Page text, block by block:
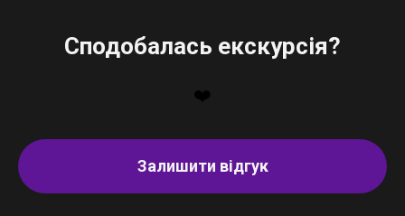
Сподобалась екскурсія?
❤️
Залишити відгук